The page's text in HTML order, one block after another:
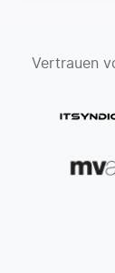
Vertrauen